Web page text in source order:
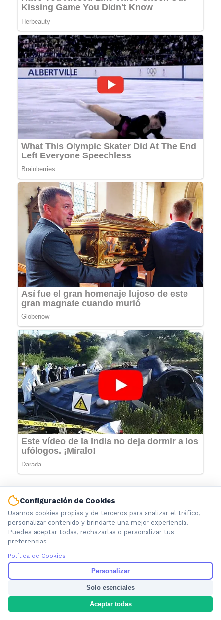
Información local que importa. Noticias de Ensenada, La
Plata y la provincia de Buenos Aires.
Configuración de Cookies
Usamos cookies propias y de terceros para analizar el tráfico,
personalizar contenido y brindarte una mejor experiencia.
Puedes aceptar todas, rechazarlas o personalizar tus
preferencias.
Política de Cookies
Personalizar
Solo esenciales
Aceptar todas